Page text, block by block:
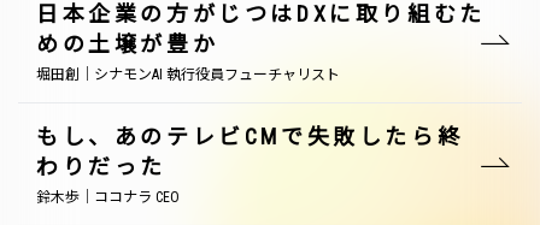
日本企業の方がじつはDXに取り組むた
めの土壌が豊か
堀田創｜シナモンAI 執行役員フューチャリスト
もし、あのテレビCMで失敗したら終
わりだった
鈴木歩｜ココナラ CEO